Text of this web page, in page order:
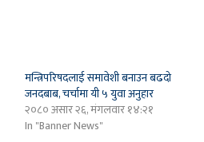
मन्त्रिपरिषदलाई समावेशी बनाउन बढदो
जनदबाब, चर्चामा यी ५ युवा अनुहार
२०८० असार २६, मंगलवार १४:२१
In "Banner News"